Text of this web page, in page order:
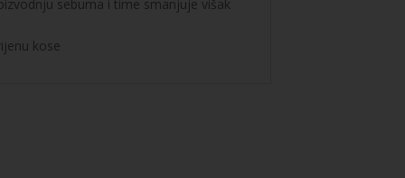
sebuma i time smanjuje višak
kose